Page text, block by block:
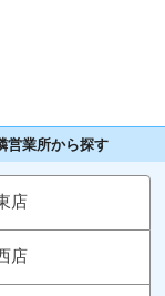
営業所から探す
店
店